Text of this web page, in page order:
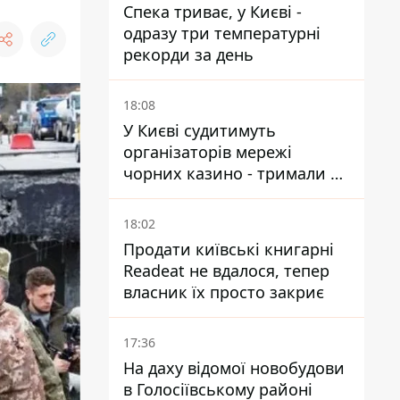
Спека триває, у Києві -
одразу три температурні
рекорди за день
18:08
У Києві судитимуть
організаторів мережі
чорних казино - тримали 39
закладів
18:02
Продати київські книгарні
Readeat не вдалося, тепер
власник їх просто закриє
17:36
На даху відомої новобудови
в Голосіївському районі